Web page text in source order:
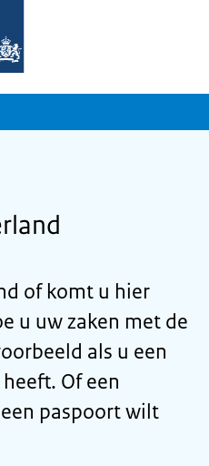
of komt u hier
u uw zaken met de
als u een
Of een
paspoort wilt